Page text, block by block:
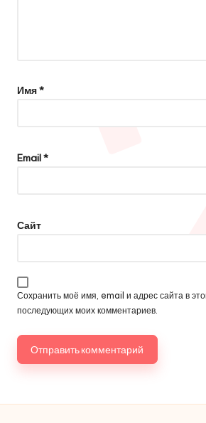
Имя*
Email*
Сайт
Сохранить моё имя, email и адрес сайта в
последующих моих комментариев.